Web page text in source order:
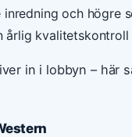
inredning och högre
årlig kvalitetskontroll
in i lobbyn – här